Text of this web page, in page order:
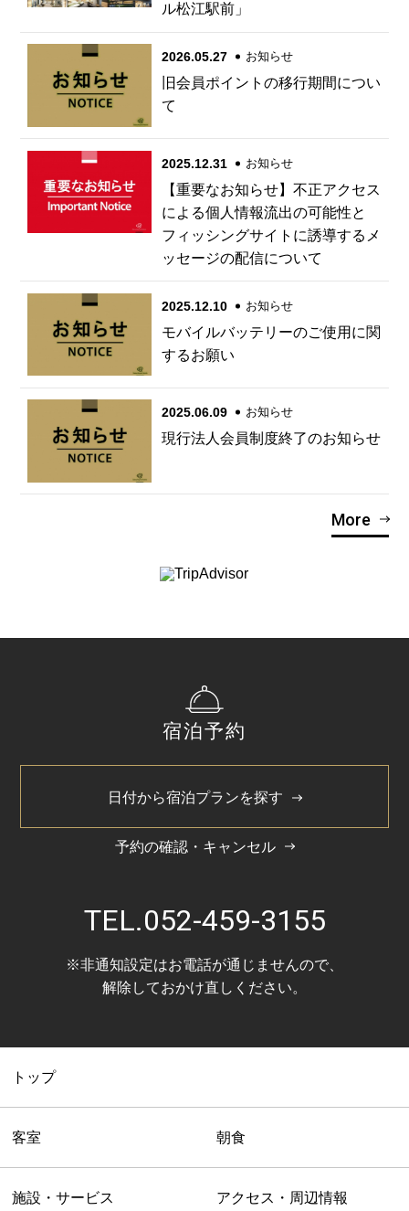
ル松江駅前」
2026.05.27 お知らせ
旧会員ポイントの移行期間につい
て
2025.12.31 お知らせ
【重要なお知らせ】不正アクセス
による個人情報流出の可能性と
フィッシングサイトに誘導するメ
ッセージの配信について
2025.12.10 お知らせ
モバイルバッテリーのご使用に関
するお願い
2025.06.09 お知らせ
現行法人会員制度終了のお知らせ
More
宿泊予約
日付から宿泊プランを探す
予約の確認・キャンセル
TEL.052-459-3155
※非通知設定はお電話が通じませんので、
解除しておかけ直しください。
トップ
客室 朝食
施設・サービス アクセス・周辺情報